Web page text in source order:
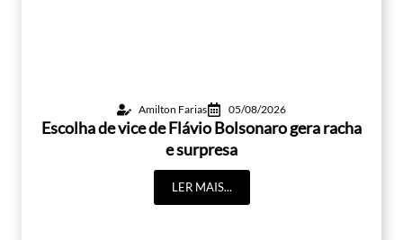
Amilton Farias 05/08/2026
Escolha de vice de Flávio Bolsonaro gera racha
e surpresa
LER MAIS...